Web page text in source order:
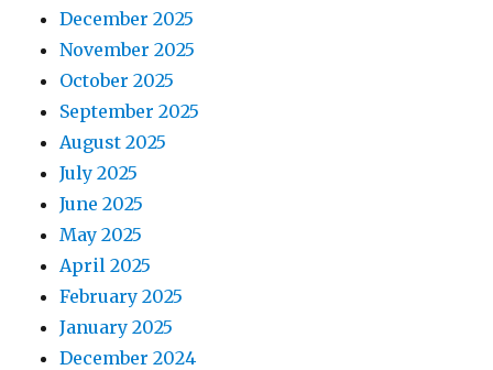
December 2025
November 2025
October 2025
September 2025
August 2025
July 2025
June 2025
May 2025
April 2025
February 2025
January 2025
December 2024